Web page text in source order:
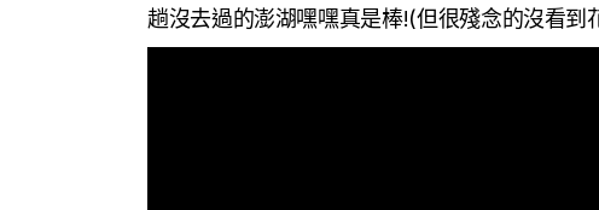
趟沒去過的澎湖嘿嘿真是棒!(但很殘念的沒看